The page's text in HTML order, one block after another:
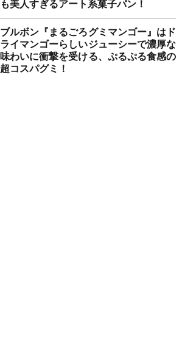
も美人すぎるアート系菓子パン！
ブルボン『まるごろグミマンゴー』はド
ライマンゴーらしいジューシーで濃厚な
味わいに衝撃を受ける、ぷるぷる食感の
超コスパグミ！